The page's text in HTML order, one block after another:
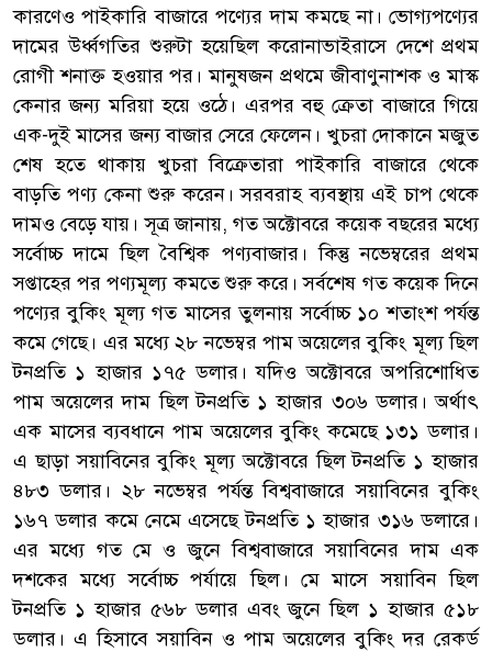
কারণেও পাইকারি বাজারে পণ্যের দাম কমছে না। ভোগ্যপণ্যের
দামের উর্ধ্বগতির শুরুটা হয়েছিল করোনাভাইরাসে দেশে প্রথম
রোগী শনাক্ত হওয়ার পর। মানুষজন প্রথমে জীবাণুনাশক ও মাস্ক
কেনার জন্য মরিয়া হয়ে ওঠে। এরপর বহু ক্রেতা বাজারে গিয়ে
এক-দুই মাসের জন্য বাজার সেরে ফেলেন। খুচরা দোকানে মজুত
শেষ হতে থাকায় খুচরা বিক্রেতারা পাইকারি বাজারে থেকে
বাড়তি পণ্য কেনা শুরু করেন। সরবরাহ ব্যবস্থায় এই চাপ থেকে
দামও বেড়ে যায়। সূত্র জানায়, গত অক্টোবরে কয়েক বছরের মধ্যে
সর্বোচ্চ দামে ছিল বৈশ্বিক পণ্যবাজার। কিন্তু নভেম্বরের প্রথম
সপ্তাহের পর পণ্যমূল্য কমতে শুরু করে। সর্বশেষ গত কয়েক দিনে
পণ্যের বুকিং মূল্য গত মাসের তুলনায় সর্বোচ্চ ১০ শতাংশ পর্যন্ত
কমে গেছে। এর মধ্যে ২৮ নভেম্বর পাম অয়েলের বুকিং মূল্য ছিল
টনপ্রতি ১ হাজার ১৭৫ ডলার। যদিও অক্টোবরে অপরিশোধিত
পাম অয়েলের দাম ছিল টনপ্রতি ১ হাজার ৩০৬ ডলার। অর্থাৎ
এক মাসের ব্যবধানে পাম অয়েলের বুকিং কমেছে ১৩১ ডলার।
এ ছাড়া সয়াবিনের বুকিং মূল্য অক্টোবরে ছিল টনপ্রতি ১ হাজার
৪৮৩ ডলার। ২৮ নভেম্বর পর্যন্ত বিশ্ববাজারে সয়াবিনের বুকিং
১৬৭ ডলার কমে নেমে এসেছে টনপ্রতি ১ হাজার ৩১৬ ডলারে।
এর মধ্যে গত মে ও জুনে বিশ্ববাজারে সয়াবিনের দাম এক
দশকের মধ্যে সর্বোচ্চ পর্যায়ে ছিল। মে মাসে সয়াবিন ছিল
টনপ্রতি ১ হাজার ৫৬৮ ডলার এবং জুনে ছিল ১ হাজার ৫১৮
ডলার। এ হিসাবে সয়াবিন ও পাম অয়েলের বুকিং দর রেকর্ড